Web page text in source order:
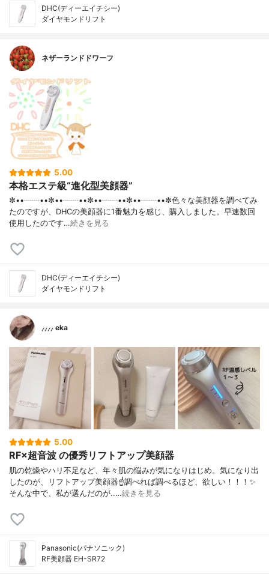
DHC(ディーエイチシー)
ダイヤモンドリフト
ネザーランドドワーフ
5.00
本格エステ級“進化型美顔器”
✼••┈┈••✼••┈┈••✼••┈┈••✼••┈┈••✼色々な美顔器を調べてみ
たのですが、DHCの美顔器に1番魅力を感じ、購入しました。早速数回
使用したのです…続きを見る
DHC(ディーエイチシー)
ダイヤモンドリフト
⸝⸝⸝⸝ eka
5.00
RF×超音波 の優秀リフトアップ美顔器
肌の乾燥やハリ不足など、年々肌の悩みが気になりはじめ。気になり出
したのが、リフトアップ美顔器☝️調べれば調べるほど、欲しい！！！✨
そんな中で、私が選んだのが..…続きを見る
Panasonic(パナソニック)
RF美顔器 EH-SR72